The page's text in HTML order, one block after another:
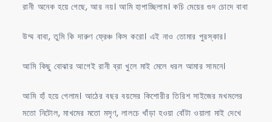
রানী অনেক হয়ে গেছে, আর নয়। আমি হাপাচ্ছিলাম। কচি মেয়ের গুদ চোদে বাবা
উম্ম বাবা, তুমি কি দারুণ ফ্রেঞ্চ কিস করো। এই নাও তোমার পুরস্কার।
আমি কিছু বোঝার আগেই রানী ব্রা খুলে মাই মেলে ধরল আমার সামনে।
আমি হাঁ হয়ে গেলাম। আঠের বছর বয়সের কিশোরীর তিরিশ সাইজের মখমলের
মতো নিটোল, মাখমের মতো মসৃণ, লালচে খাঁড়া হওয়া বোঁটা ওয়ালা মাই দেখে